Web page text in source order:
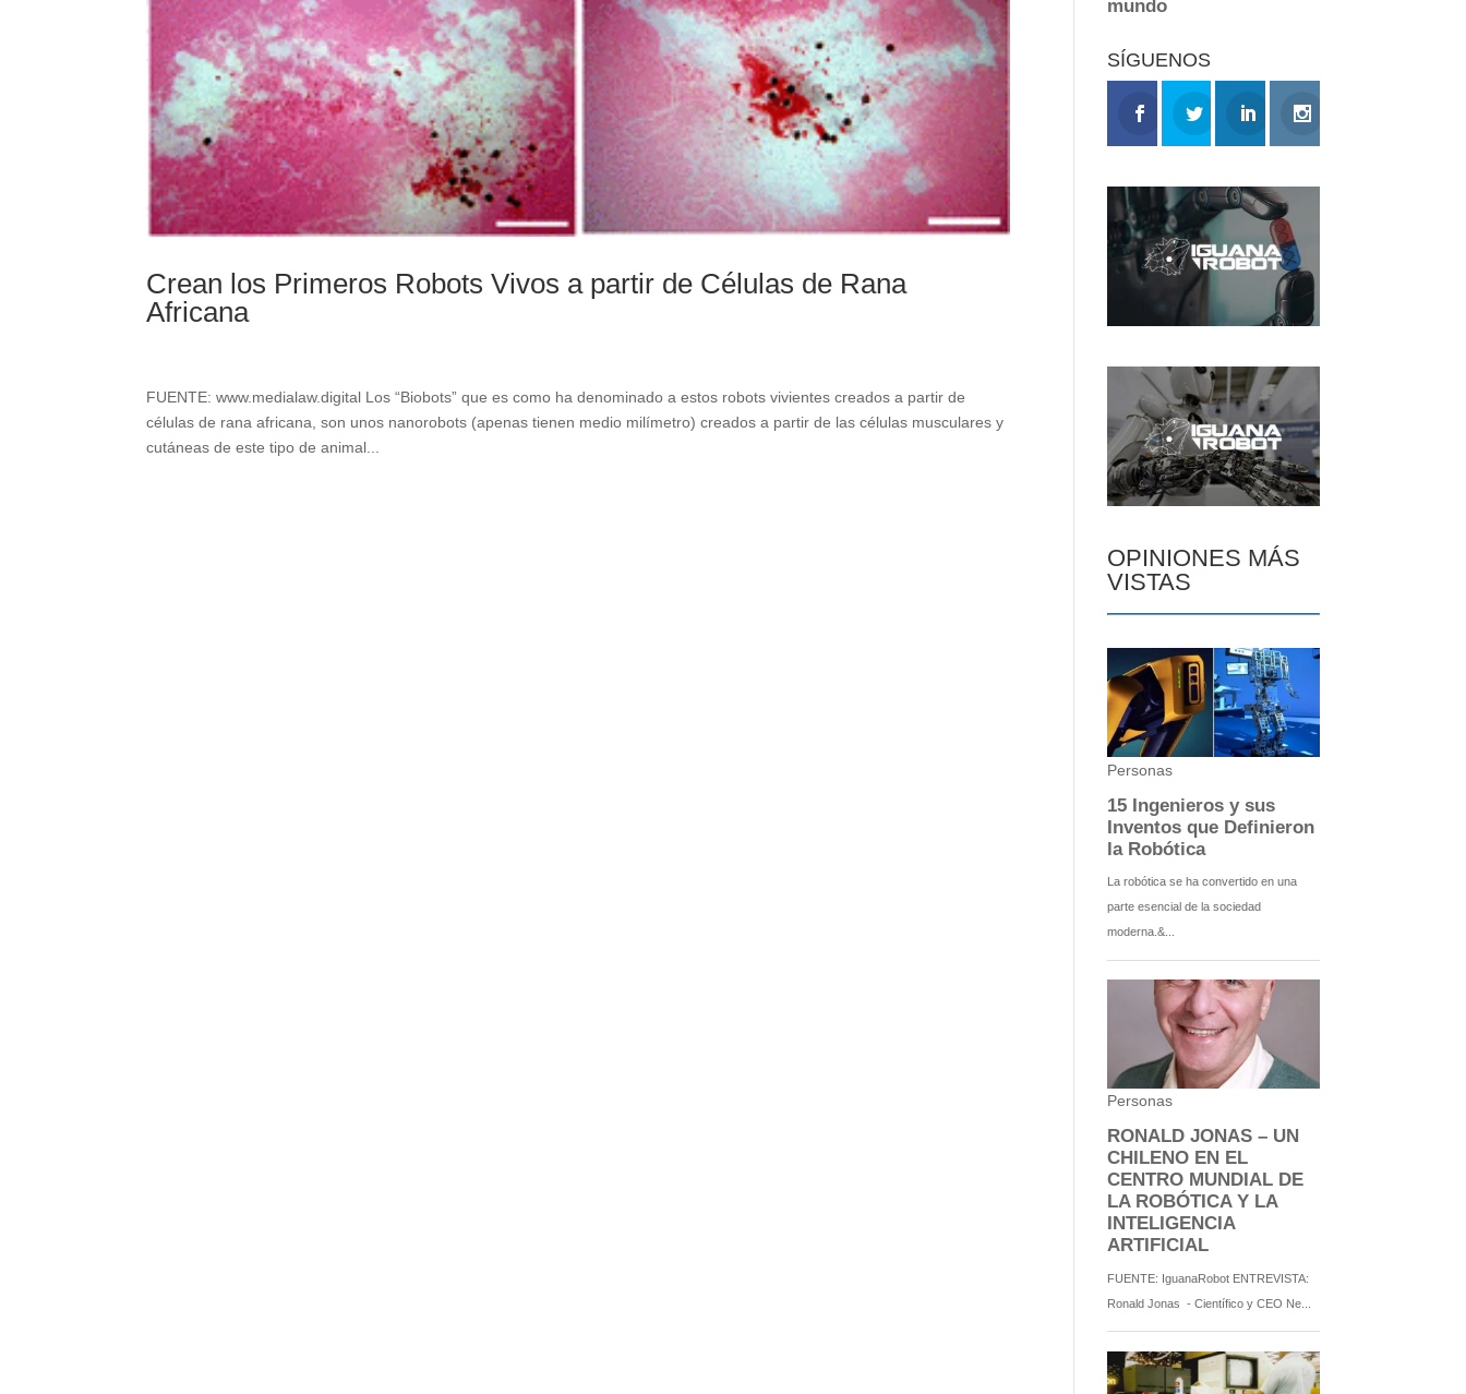
Crean los Primeros Robots Vivos a partir de Células de Rana
Africana
FUENTE: www.medialaw.digital Los “Biobots” que es como ha denominado a estos robots vivientes creados a partir de
células de rana africana, son unos nanorobots (apenas tienen medio milímetro) creados a partir de las células musculares y
cutáneas de este tipo de animal...
SÍGUENOS
OPINIONES MÁS
VISTAS